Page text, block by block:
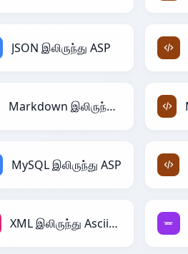
JSON இலிருந்து ASP
Markdown இலிருந்து ASP
MySQL இலிருந்து ASP
XML இலிருந்து AsciiDoc